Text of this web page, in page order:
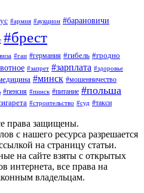
#армия #аукцион #барановичи
#брест
#гаи #германия #гибель #гродно
#запрет #зарплата #здоровье
#минск #мошенничество
#пенсия #пинск #питание #польша
#строительство #суд #такси
права защищены.
с нашего ресурса разрешается
на страницу статьи.
на сайте взяты с открытых
интернета, все права на
владельцам.